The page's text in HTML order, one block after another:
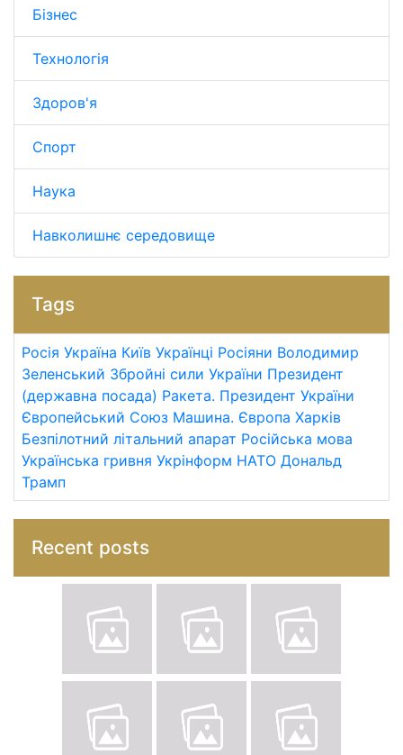
Бізнес
Технологія
Здоров'я
Спорт
Наука
Навколишнє середовище
Tags
Росія Україна Київ Українці Росіяни Володимир
Зеленський Збройні сили України Президент
(державна посада) Ракета. Президент України
Європейський Союз Машина. Європа Харків
Безпілотний літальний апарат Російська мова
Українська гривня Укрінформ НАТО Дональд
Трамп
Recent posts